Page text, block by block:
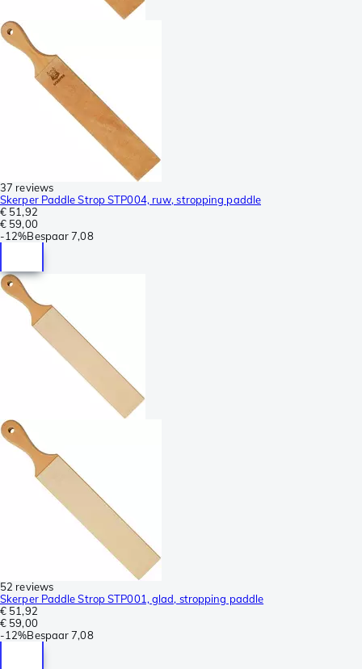
37 reviews
Skerper Paddle Strop STP004, ruw, stropping paddle
€ 51,92
€ 59,00
-12%Bespaar 7,08
52 reviews
Skerper Paddle Strop STP001, glad, stropping paddle
€ 51,92
€ 59,00
-12%Bespaar 7,08